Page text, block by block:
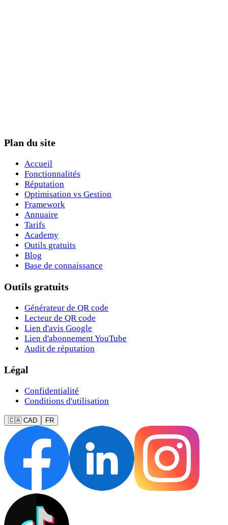
Plan du site
Accueil
Fonctionnalités
Réputation
Optimisation vs Gestion
Framework
Annuaire
Tarifs
Academy
Outils gratuits
Blog
Base de connaissance
Outils gratuits
Générateur de QR code
Lecteur de QR code
Lien d'avis Google
Lien d'abonnement YouTube
Audit de réputation
Légal
Confidentialité
Conditions d'utilisation
🇨🇦 CAD FR